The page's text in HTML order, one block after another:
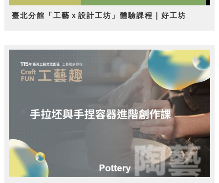
臺北分館「工藝ｘ設計工坊」體驗課程｜好工坊